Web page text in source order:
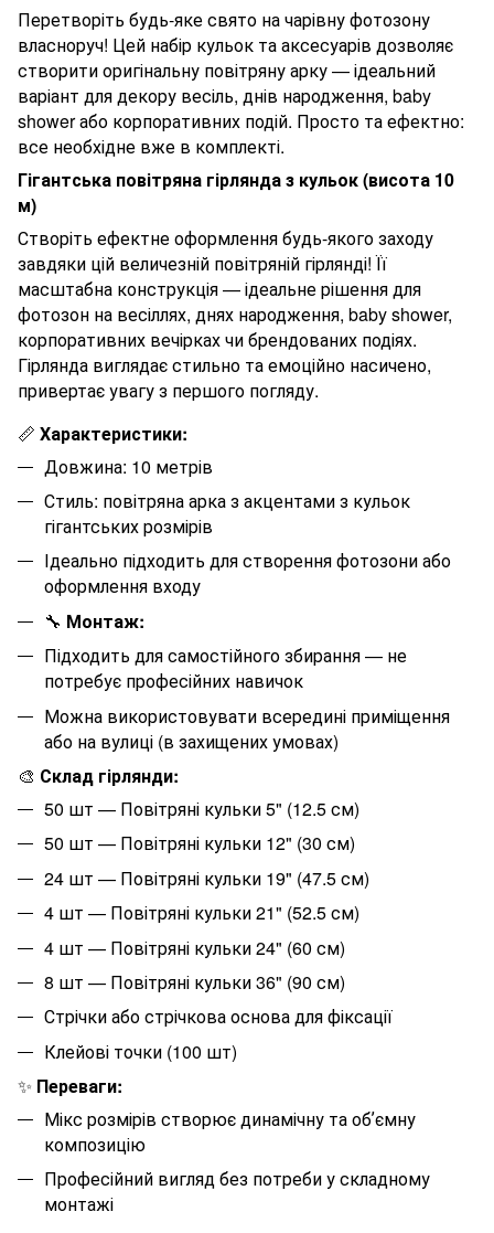
Перетворіть будь-яке свято на чарівну фотозону
власноруч! Цей набір кульок та аксесуарів дозволяє
створити оригінальну повітряну арку — ідеальний
варіант для декору весіль, днів народження, baby
shower або корпоративних подій. Просто та ефектно:
все необхідне вже в комплекті.
Гігантська повітряна гірлянда з кульок (висота 10
м)
Створіть ефектне оформлення будь-якого заходу
завдяки цій величезній повітряній гірлянді! Її
масштабна конструкція — ідеальне рішення для
фотозон на весіллях, днях народження, baby shower,
корпоративних вечірках чи брендованих подіях.
Гірлянда виглядає стильно та емоційно насичено,
привертає увагу з першого погляду.
📏 Характеристики:
Довжина: 10 метрів
Стиль: повітряна арка з акцентами з кульок
гігантських розмірів
Ідеально підходить для створення фотозони або
оформлення входу
🔧 Монтаж:
Підходить для самостійного збирання — не
потребує професійних навичок
Можна використовувати всередині приміщення
або на вулиці (в захищених умовах)
🎨 Склад гірлянди:
50 шт — Повітряні кульки 5" (12.5 см)
50 шт — Повітряні кульки 12" (30 см)
24 шт — Повітряні кульки 19" (47.5 см)
4 шт — Повітряні кульки 21" (52.5 см)
4 шт — Повітряні кульки 24" (60 см)
8 шт — Повітряні кульки 36" (90 см)
Стрічки або стрічкова основа для фіксації
Клейові точки (100 шт)
✨ Переваги:
Мікс розмірів створює динамічну та обʼємну
композицію
Професійний вигляд без потреби у складному
монтажі